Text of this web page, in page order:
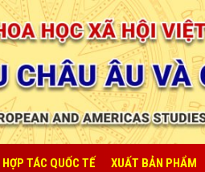
HỢP TÁC QUỐC TẾ XUẤT BẢN PHẨM